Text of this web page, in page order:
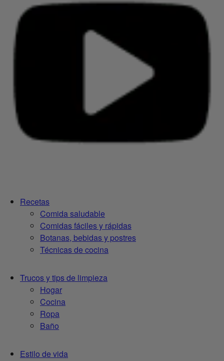
Recetas
Comida saludable
Comidas fáciles y rápidas
Botanas, bebidas y postres
Técnicas de cocina
Trucos y tips de limpieza
Hogar
Cocina
Ropa
Baño
Estilo de vida